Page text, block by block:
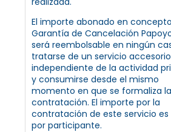
El importe abonado en
Garantía de Cancelación
será reembolsable en ningún
tratarse de un servicio accesorio
independiente de la actividad
y consumirse desde el mismo
momento en que se formaliza la
contratación. El importe por la
contratación de este servicio es
por participante.